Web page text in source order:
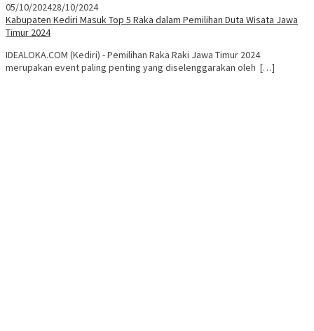
05/10/202428/10/2024
Kabupaten Kediri Masuk Top 5 Raka dalam Pemilihan Duta Wisata Jawa
Timur 2024
IDEALOKA.COM (Kediri) - Pemilihan Raka Raki Jawa Timur 2024
merupakan event paling penting yang diselenggarakan oleh […]